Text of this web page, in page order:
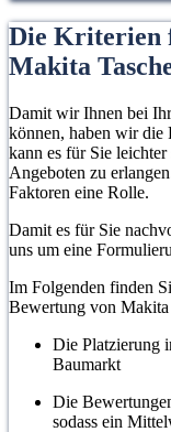
Die Kriterien
Makita
Damit wir Ihnen bei
können, haben wir die
kann es für Sie
Angeboten zu
Faktoren eine Rolle.
Damit es für Sie
uns um eine
Im Folgenden finden
Bewertung von Makita
Die Platzierung
Baumarkt
Die
sodass ein